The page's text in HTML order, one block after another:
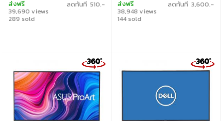
ส่งฟรี
39,690 views
289 sold
ลดทันที 510.- ส่งฟรี
38,948 views
144 sold
ลดทันที 3,600.-